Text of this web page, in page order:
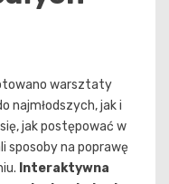
warsztaty
najmłodszych, jak i
jak postępować w
sposoby na poprawę
Interaktywna